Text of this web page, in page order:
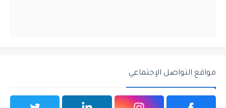
مواقع التواصل الإجتماعي